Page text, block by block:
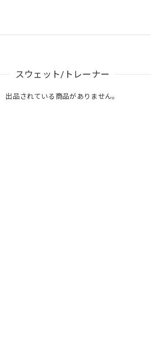
スウェット/トレーナー
出品されている商品がありません。